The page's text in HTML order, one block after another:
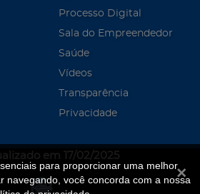
para proporcionar uma melhor
navegando, você concorda com a nossa
Processo Digital
Sala do Empreendedor
Saúde
Vídeos
Transparência
Privacidade
em 17/02/2025